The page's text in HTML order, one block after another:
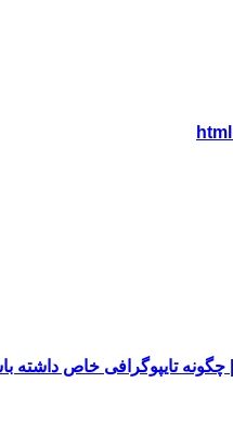
تایپوگرافی خاص داشته